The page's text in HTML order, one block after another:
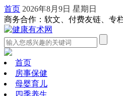
首页 2026年8月9日 星期日
商务合作：软文、付费友链、专
首页
房事保健
母婴育儿
四季养生